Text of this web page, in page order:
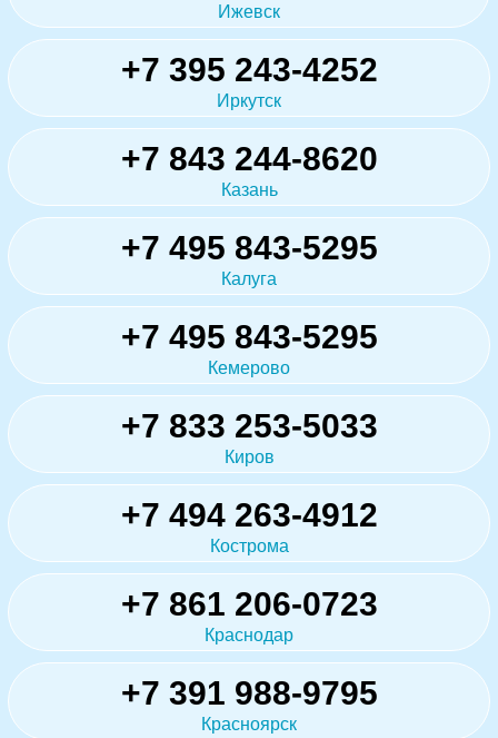
Ижевск
+7 395 243-4252
Иркутск
+7 843 244-8620
Казань
+7 495 843-5295
Калуга
+7 495 843-5295
Кемерово
+7 833 253-5033
Киров
+7 494 263-4912
Кострома
+7 861 206-0723
Краснодар
+7 391 988-9795
Красноярск